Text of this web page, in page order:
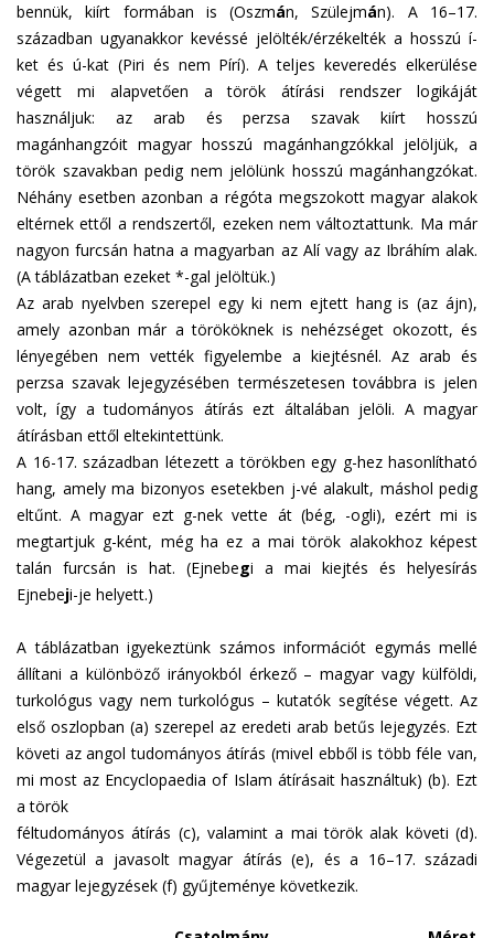
bennük, kiírt formában is (Oszmán, Szülejmán). A 16–17.
században ugyanakkor kevéssé jelölték/érzékelték a hosszú í-
ket és ú-kat (Piri és nem Pírí). A teljes keveredés elkerülése
végett mi alapvetően a török átírási rendszer logikáját
használjuk: az arab és perzsa szavak kiírt hosszú
magánhangzóit magyar hosszú magánhangzókkal jelöljük, a
török szavakban pedig nem jelölünk hosszú magánhangzókat.
Néhány esetben azonban a régóta megszokott magyar alakok
eltérnek ettől a rendszertől, ezeken nem változtattunk. Ma már
nagyon furcsán hatna a magyarban az Alí vagy az Ibráhím alak.
(A táblázatban ezeket *-gal jelöltük.)
Az arab nyelvben szerepel egy ki nem ejtett hang is (az ájn),
amely azonban már a törököknek is nehézséget okozott, és
lényegében nem vették figyelembe a kiejtésnél. Az arab és
perzsa szavak lejegyzésében természetesen továbbra is jelen
volt, így a tudományos átírás ezt általában jelöli. A magyar
átírásban ettől eltekintettünk.
A 16-17. században létezett a törökben egy g-hez hasonlítható
hang, amely ma bizonyos esetekben j-vé alakult, máshol pedig
eltűnt. A magyar ezt g-nek vette át (bég, -ogli), ezért mi is
megtartjuk g-ként, még ha ez a mai török alakokhoz képest
talán furcsán is hat. (Ejnebegi a mai kiejtés és helyesírás
Ejnebeji-je helyett.)
A táblázatban igyekeztünk számos információt egymás mellé
állítani a különböző irányokból érkező – magyar vagy külföldi,
turkológus vagy nem turkológus – kutatók segítése végett. Az
első oszlopban (a) szerepel az eredeti arab betűs lejegyzés. Ezt
követi az angol tudományos átírás (mivel ebből is több féle van,
mi most az Encyclopaedia of Islam átírásait használtuk) (b). Ezt
a török
féltudományos átírás (c), valamint a mai török alak követi (d).
Végezetül a javasolt magyar átírás (e), és a 16–17. századi
magyar lejegyzések (f) gyűjteménye következik.